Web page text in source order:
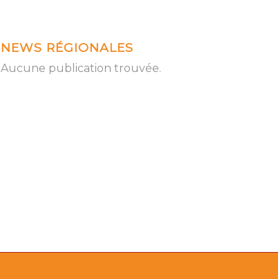
NEWS RÉGIONALES
Aucune publication trouvée.